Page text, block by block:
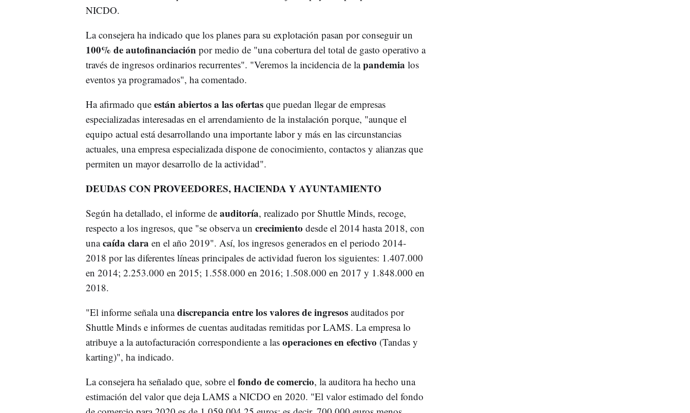
NICDO.
La consejera ha indicado que los planes para su explotación pasan por conseguir un
100% de autofinanciación por medio de "una cobertura del total de gasto operativo a
través de ingresos ordinarios recurrentes". "Veremos la incidencia de lapandemia los
eventos ya programados", ha comentado.
Ha afirmado queestán abiertos a las ofertasque puedan llegar de empresas
especializadas interesadas en el arrendamiento de la instalación porque, "aunque el
equipo actual está desarrollando una importante labor y más en las circunstancias
actuales, una empresa especializada dispone de conocimiento, contactos y alianzas que
permiten un mayor desarrollo de la actividad".
DEUDAS CON PROVEEDORES, HACIENDA Y AYUNTAMIENTO
Según ha detallado, el informe de auditoría, realizado por Shuttle Minds, recoge,
respecto a los ingresos, que "se observa un crecimiento desde el 2014 hasta 2018, con
unacaída clara en el año 2019". Así, los ingresos generados en el periodo 2014-
2018 por las diferentes líneas principales de actividad fueron los siguientes: 1.407.000
en 2014; 2.253.000 en 2015; 1.558.000 en 2016; 1.508.000 en 2017 y 1.848.000 en
2018.
"El informe señala unadiscrepancia entre los valores de ingresosauditados por
Shuttle Minds e informes de cuentas auditadas remitidas por LAMS. La empresa lo
atribuye a la autofacturación correspondiente a las operaciones en efectivo (Tandas y
karting)", ha indicado.
La consejera ha señalado que, sobre el fondo de comercio, la auditora ha hecho una
estimación del valor que deja LAMS a NICDO en 2020. "El valor estimado del fondo